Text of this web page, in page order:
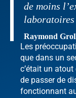
de moins
laboratoires
Raymond
Les
que dans un
c’était un
de passer de
fonctionnant